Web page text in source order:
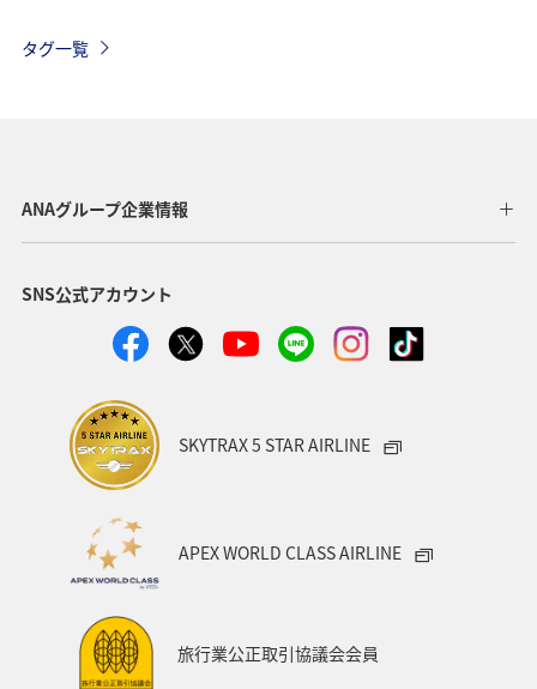
タグ一覧
ANAグループ企業情報
SNS公式アカウント
SKYTRAX 5 STAR AIRLINE
APEX WORLD CLASS AIRLINE
旅行業公正取引協議会会員